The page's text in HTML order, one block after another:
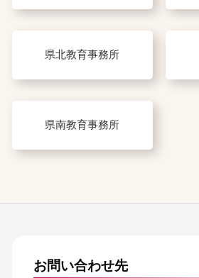
県北教育事務所
県南教育事務所
お問い合わせ先